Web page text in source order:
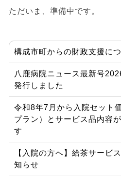
ただいま、準備中です。
構成市町からの財政支援に
八鹿病院ニュース最新号
発行しました
令和8年7月から入院セット
プラン）とサービス品内容
す
【入院の方へ】給茶サービ
知らせ